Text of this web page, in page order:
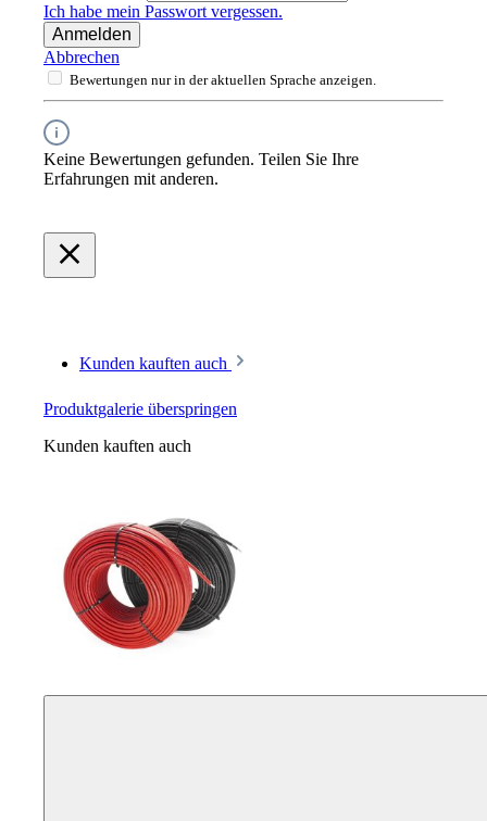
Ich habe mein Passwort vergessen.
Anmelden
Abbrechen
Bewertungen nur in der aktuellen Sprache anzeigen.
Keine Bewertungen gefunden. Teilen Sie Ihre
Erfahrungen mit anderen.
Kunden kauften auch
Produktgalerie überspringen
Kunden kauften auch